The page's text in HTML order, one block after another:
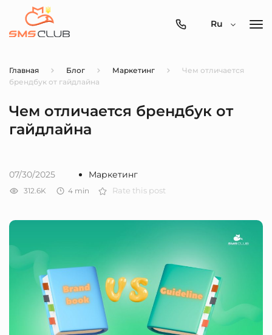
0800-
Ru
Главная Блог Маркетинг
Чем отличается
брендбук от гайдлайна
Чем отличается брендбук от
гайдлайна
07/30/2025 Маркетинг
312.6K 4 min Rate this post